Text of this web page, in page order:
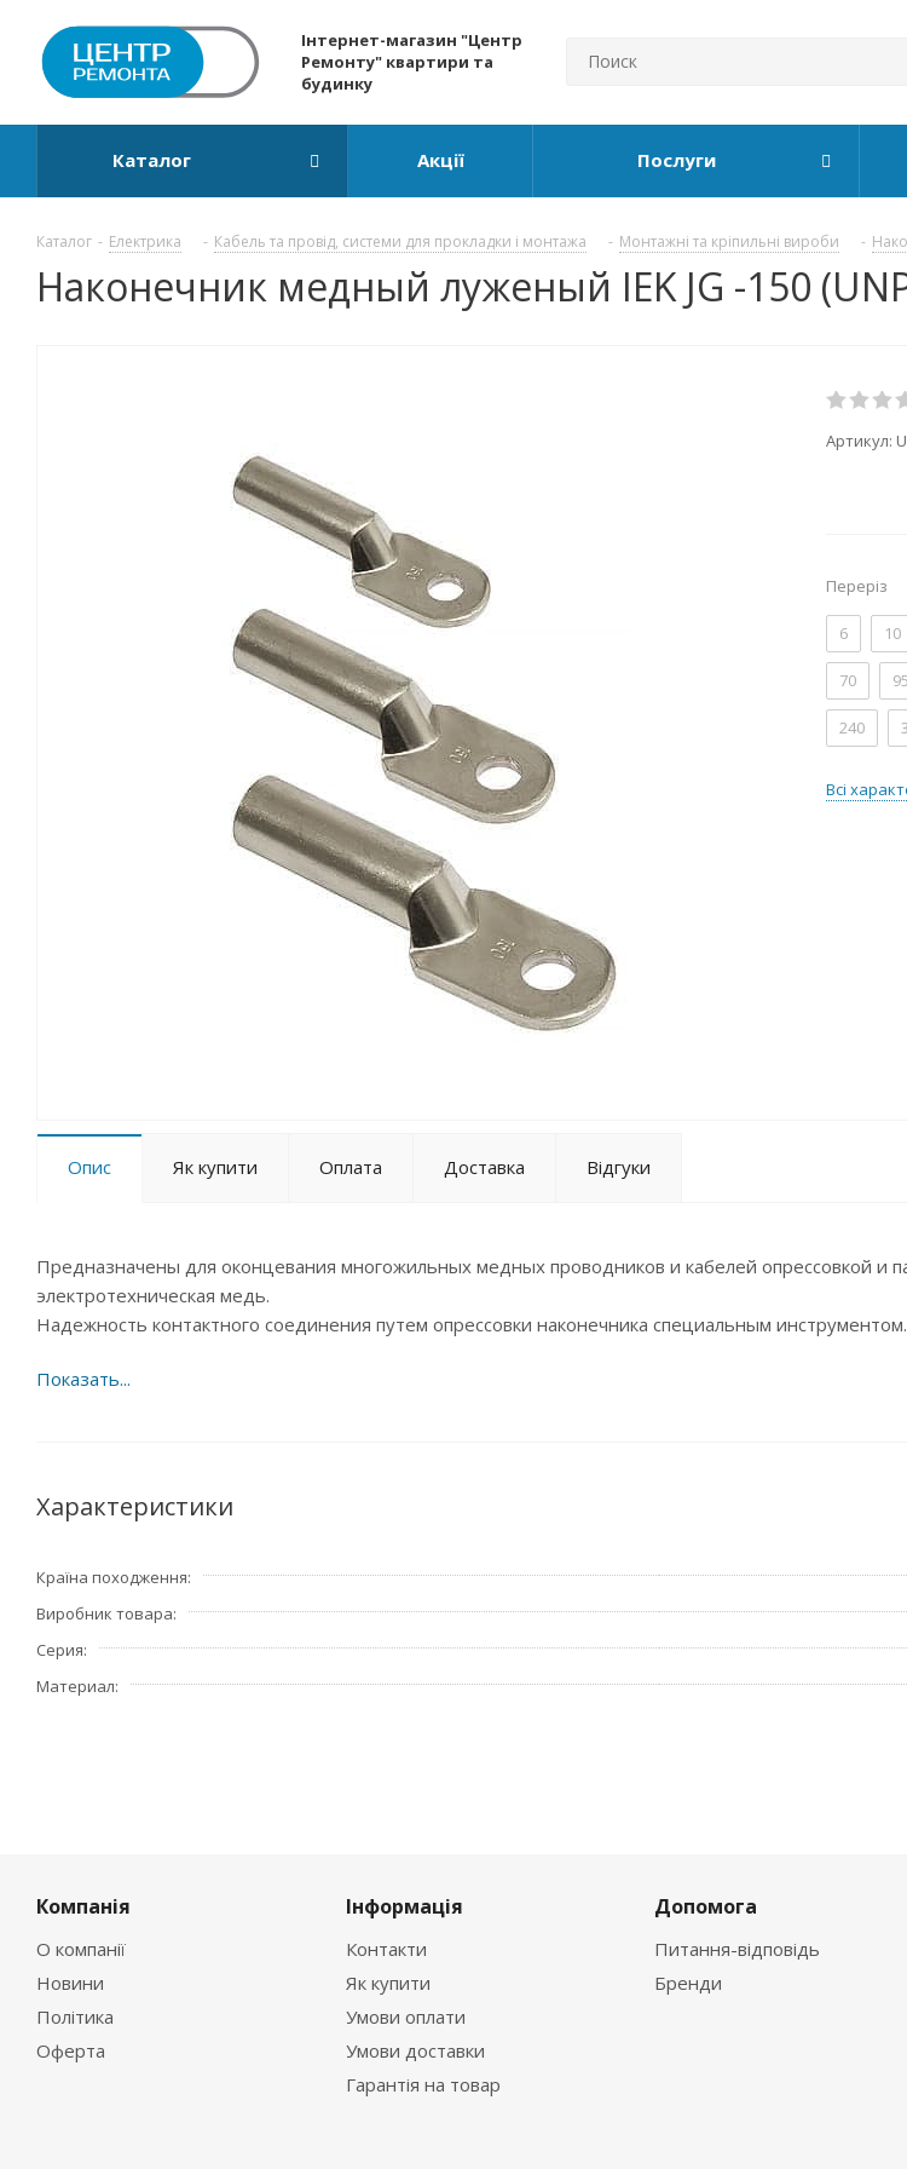
Інтернет-магазин "Центр
Ремонту" квартири та
будинку
Каталог Акції Послуги
Каталог - Електрика - Кабель та провід, системи для прокладки і монтажа - Монтажні та кріпильні вироби -
Наконечник медный луженый IEK JG -150
Артикул:
Переріз
6 10
70 95
240
Всі
Опис Як купити Оплата Доставка Відгуки
Предназначены для оконцевания многожильных медных проводников и кабелей опрессовкой и
электротехническая медь.
Надежность контактного соединения путем опрессовки наконечника специальным инструментом.
Характеристики
Країна походження
Виробник товара
Серия
Материал
Компанія
О компанії
Новини
Політика
Оферта
Інформація
Контакти
Як купити
Умови оплати
Умови доставки
Гарантія на товар
Допомога
Питання-відповідь
Бренди